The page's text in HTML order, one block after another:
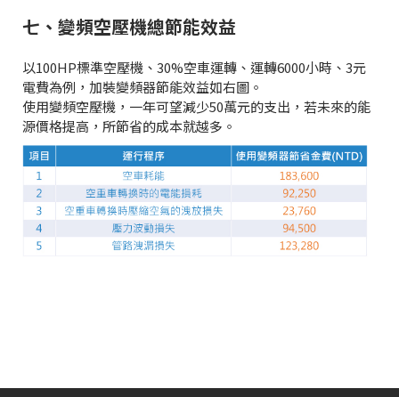
七、變頻空壓機總節能效益
以100HP標準空壓機、30%空車運轉、運轉6000小時、3元
電費為例，加裝變頻器節能效益如右圖。
使用變頻空壓機，一年可望減少50萬元的支出，若未來的能
源價格提高，所節省的成本就越多。